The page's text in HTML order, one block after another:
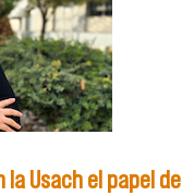
Usach el papel de